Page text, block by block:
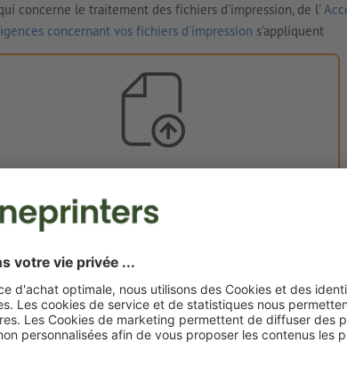
concerne le traitement des fichiers d'impression, de l'
concernant vos fichiers d'impression s'appliquent
Vos fichiers d'impression
pouvez télécharger vos fichiers d'impression avant ou
Je dépose mes fichiers